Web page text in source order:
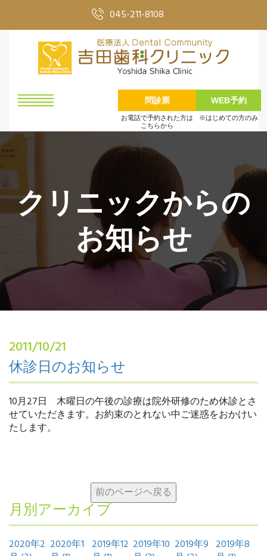
045-211-8108
問診票
お電話で予約された方は
こちらから
WEB予約
※はじめての方のみ
クリニックからの
お知らせ
2011/10/21
休診日のお知らせ
10月27日 木曜日の午後の診療は院外研修のため休診とさ
せていただきます。お約束のとれない中ご迷惑をおかけい
たします。
月別アーカイブ
2020年2 2020年1 2019年12 2019年10 2019年9 2019年8